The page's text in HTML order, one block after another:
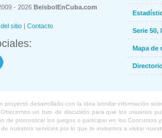
- 2026 BeisbolEnCuba.com
sitio | Contacto
Serie 50,
Mapa de
proyecto desarrollado con la idea brindar información
un foro de discusión para que los usuarios
de pronosticar los juegos o participar en los
nuestros servicios por lo que te invitamos a visitar